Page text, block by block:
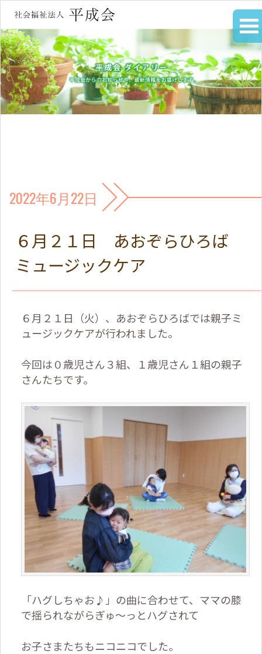
2022年6月22日
６月２１日 あおぞらひろば
ミュージックケア
６月２１日（火）、あおぞらひろばでは親子ミ
ュージックケアが行われました。
今回は０歳児さん３組、１歳児さん１組の親子
さんたちです。
「ハグしちゃお♪」の曲に合わせて、ママの膝
で揺られながらぎゅ～っとハグされて
お子さまたちもニコニコでした。